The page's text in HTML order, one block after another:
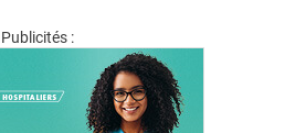
Publicités :